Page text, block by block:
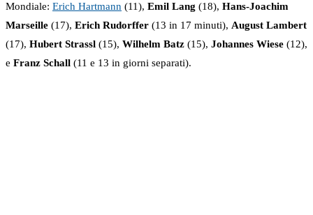
Mondiale: Erich Hartmann (11), Emil Lang (18), Hans-Joachim
Marseille (17), Erich Rudorffer (13 in 17 minuti), August Lambert
(17), Hubert Strassl (15), Wilhelm Batz (15), Johannes Wiese (12),
e Franz Schall (11 e 13 in giorni separati).